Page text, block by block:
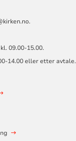
.
09.00-15.00.
14.00 eller etter avtale.